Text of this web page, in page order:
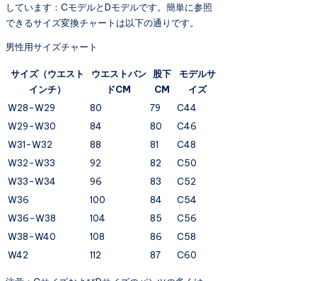
しています：CモデルとDモデルです。簡単に参照
できるサイズ変換チャートは以下の通りです。
男性用サイズチャート
サイズ（ウエスト
インチ）
ウエストバン
ドCM
股下
CM
モデルサ
イズ
W28-W29
80 79
C44
W29-W30
84 80
C46
W31-W32
88 81
C48
W32-W33
92 82
C50
W33-W34
96 83
C52
W36
100 84
C54
W36-W38
104 85
C56
W38-W40
108 86
C58
W42
112 87 C60